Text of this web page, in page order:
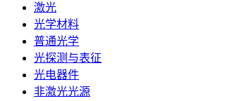
激光
光学材料
普通光学
光探测与表征
光电器件
非激光光源